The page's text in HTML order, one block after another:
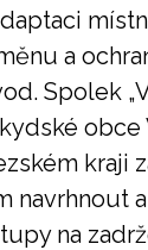
a
Spolek
obce
kraji
navrhnout
na